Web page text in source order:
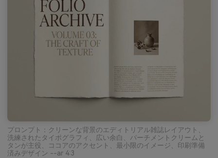
プロンプト：クリーンな背景のエディトリアル雑誌レイアウト、
洗練されたタイポグラフィ、広い余白、パーチメントクリームと
タンが主役、ココアのアクセント、最小限のイメージ、印刷準備
済みデザイン --ar 4:3